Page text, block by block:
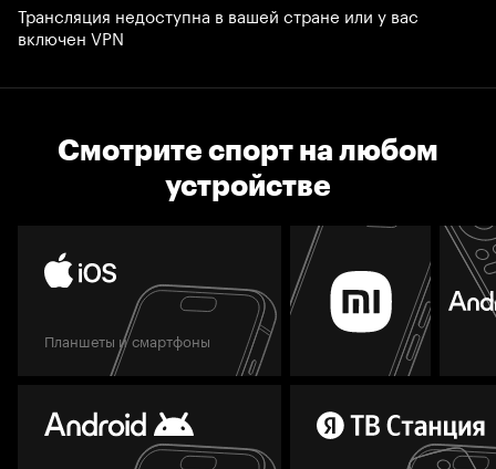
Трансляция недоступна в вашей стране или у вас
включен VPN
Смотрите спорт на любом
устройстве
Планшеты и смартфоны